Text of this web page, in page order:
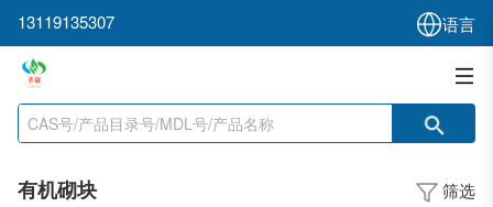
13119135307 语言
有机砌块 筛选